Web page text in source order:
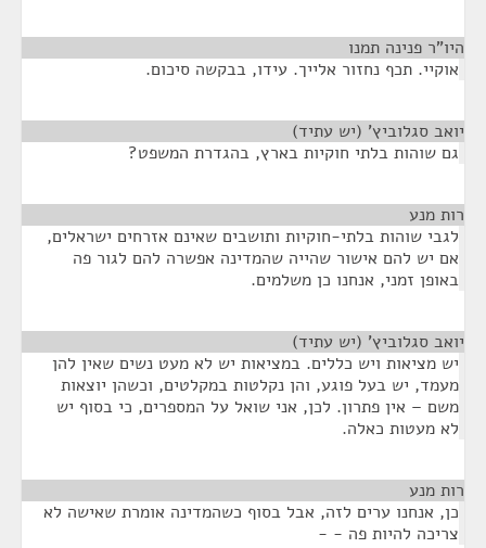
היו"ר פנינה תמנו
אוקיי. תכף נחזור אלייך. עידו, בבקשה סיכום.
יואב סגלוביץ' (יש עתיד)
גם שוהות בלתי חוקיות בארץ, בהגדרת המשפט?
רות מנע
לגבי שוהות בלתי-חוקיות ותושבים שאינם אזרחים ישראלים,
אם יש להם אישור שהייה שהמדינה אפשרה להם לגור פה
באופן זמני, אנחנו כן משלמים.
יואב סגלוביץ' (יש עתיד)
יש מציאות ויש כללים. במציאות יש לא מעט נשים שאין להן
מעמד, יש בעל פוגע, והן נקלטות במקלטים, וכשהן יוצאות
משם – אין פתרון. לכן, אני שואל על המספרים, כי בסוף יש
לא מעטות כאלה.
רות מנע
כן, אנחנו ערים לזה, אבל בסוף כשהמדינה אומרת שאישה לא
צריכה להיות פה - -